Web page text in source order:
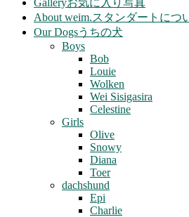
Galleryお気に入り写真
About weim.スタンダートにつ
Our Dogsうちの犬
Boys
Bob
Louie
Wolken
Wei Sisigasira
Celestine
Girls
Olive
Snowy
Diana
Toer
dachshund
Epi
Charlie